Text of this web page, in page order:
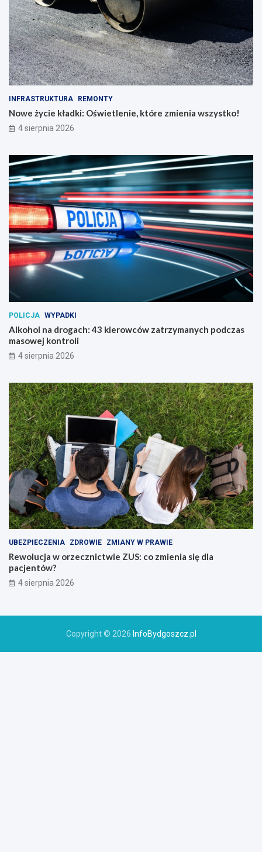
INFRASTRUKTURA REMONTY
Nowe życie kładki: Oświetlenie, które zmienia wszystko!
4 sierpnia 2026
POLICJA WYPADKI
Alkohol na drogach: 43 kierowców zatrzymanych podczas
masowej kontroli
4 sierpnia 2026
UBEZPIECZENIA ZDROWIE ZMIANY W PRAWIE
Rewolucja w orzecznictwie ZUS: co zmienia się dla
pacjentów?
4 sierpnia 2026
Copyright © 2026 InfoBydgoszcz.pl